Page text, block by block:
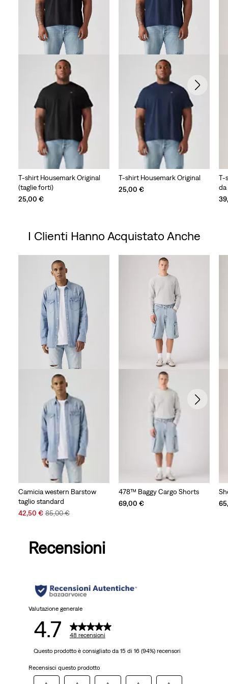
T-shirt Housemark Original
(taglie forti)
25,00 €
T-shirt Housemark Original
25,00 €
T-
da
I Clienti Hanno Acquistato Anche
Camicia western Barstow
taglio standard
Sale
42,50 €Original
85,00 €
478™ Baggy Cargo Shorts
69,00 €
Recensioni
Valutazione generale
4.7 48 recensioni
Questo prodotto è consigliato da 15 di 16 (94%) recensori
Recensisci questo prodotto